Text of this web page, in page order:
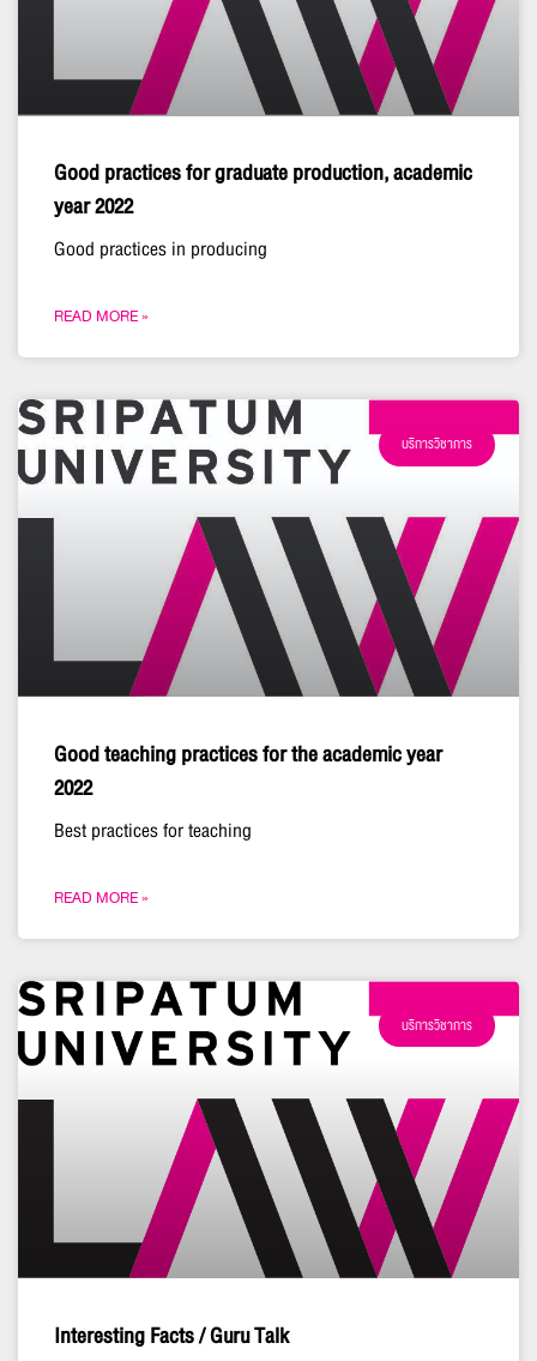
Good practices for graduate production, academic
year 2022
Good practices in producing
READ MORE »
บริการวิชาการ
Good teaching practices for the academic year
2022
Best practices for teaching
READ MORE »
บริการวิชาการ
Interesting Facts / Guru Talk